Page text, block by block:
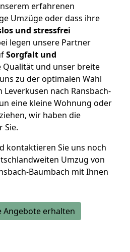
erfahrenen
Umzüge oder dass ihre
und stressfrei
legen unsere Partner
Sorgfalt und
Qualität und unser breite
zu der optimalen Wahl
nach Ransbach-
eine kleine Wohnung oder
wir haben die
Sie.
kontaktieren Sie uns noch
Umzug von
Baumbach mit Ihnen
Angebote erhalten